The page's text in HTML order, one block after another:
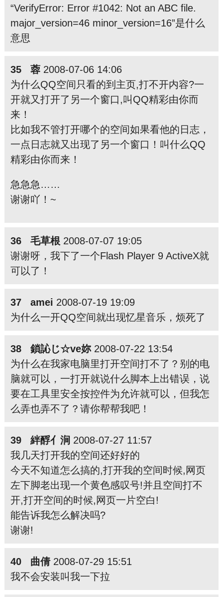
“VerifyError: Error #1042: Not an ABC file.
major_version=46 minor_version=16”是什么
意思
35 蓉2008-07-06 14:06
为什么QQ空间只看的到主页,打不开内容?一
开就又打开了另一个窗口,叫QQ精彩由你而
来！
比如我不管打开哪个的空间如果看他的日志，
一点日志就又出现了另一个窗口！叫什么QQ
精彩由你而来！
急急急……
谢谢吖！~
36 毛草根 2008-07-07 19:05
谢谢呀，我下了一个Flash Player 9 ActiveX就
可以了！
37 amei 2008-07-19 19:09
为什么一开QQ空间就出现忆星音乐，烦死了
38 鎖訫じ☆ve妳2008-07-22 13:54
为什么在我家电脑里打开空间打不了？别的电
脑就可以，一打开就说什么脚本上出错误，说
要在工具里安全按控件为允许就可以，但我怎
么弄也弄不了？请你帮帮我吧！
39 絆酻亻涧 2008-07-27 11:57
我几天打开我的空间还好好的
今天不知道怎么搞的,打开我的空间时候,网页
左下脚老出现一个黄色感叹号!并且空间打不
开,打开空间的时候,网页一片空白!
能告诉我怎么解决吗?
谢谢!
40 曲倩2008-07-29 15:51
我不会安装叫我一下拉